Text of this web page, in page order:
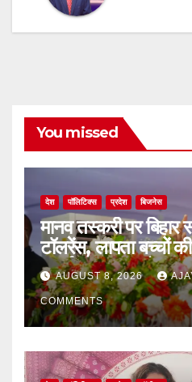
You missed
देश पॉलिटिक्स प्रदेश बिजनेस
मानव तस्करी पर बिहार
टॉलरेंस, लापता बच्चों
पुनर्वास तक पर जोर:
AUGUST 8, 2026
COMMENTS